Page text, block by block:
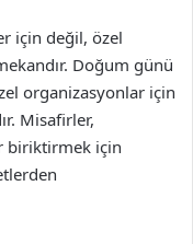
için değil, özel
Doğum günü
organizasyonlar için
Misafirler,
biriktirmek için